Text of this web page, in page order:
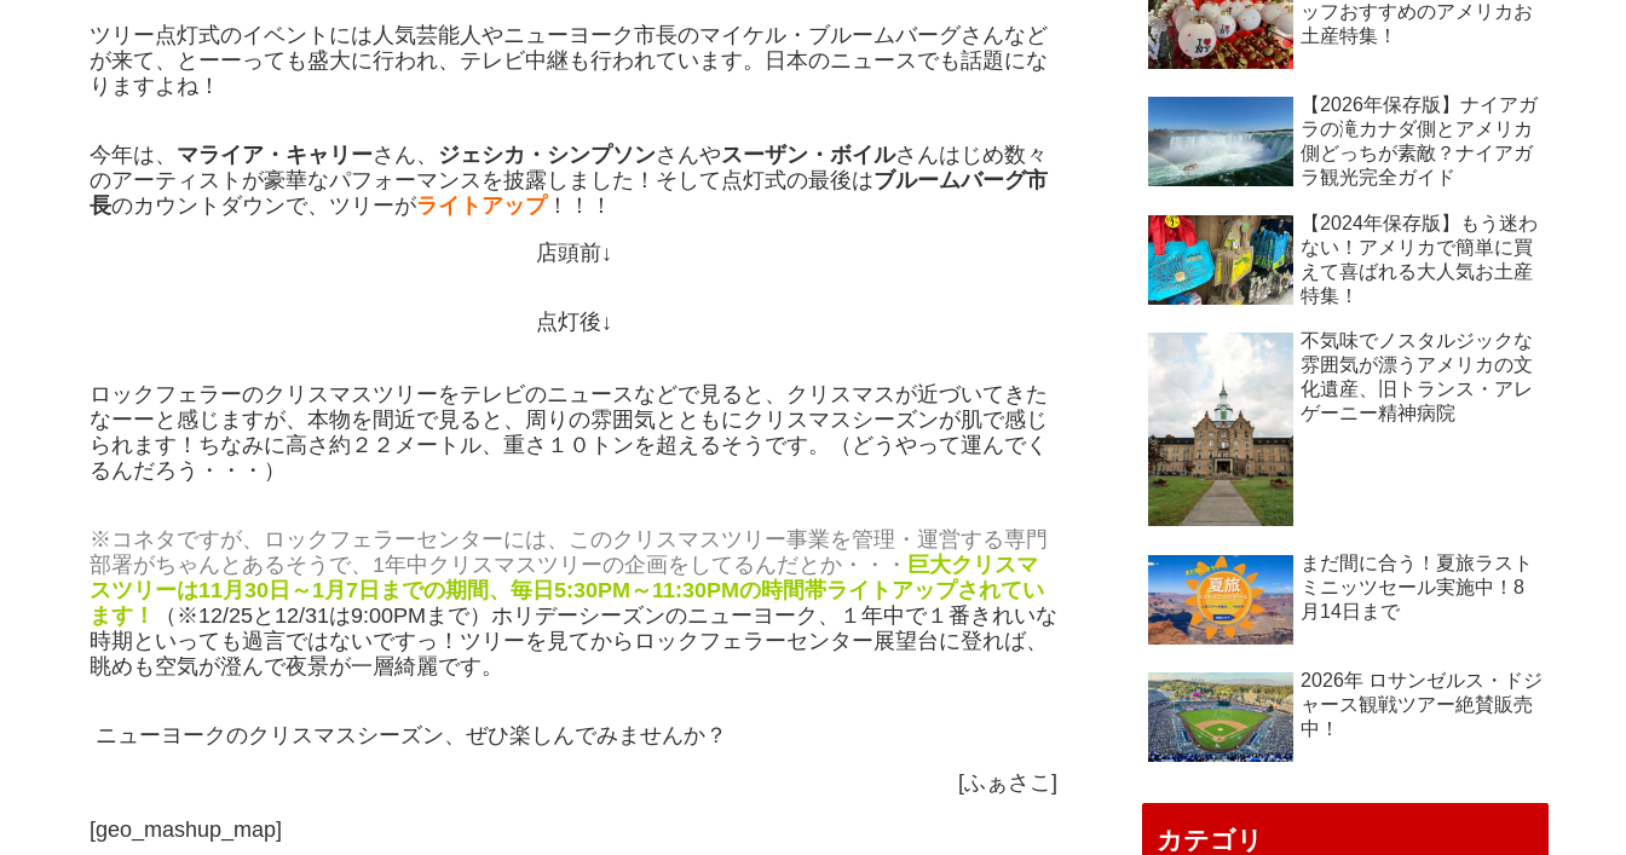
ツリー点灯式のイベントには人気芸能人やニューヨーク市長のマイケル・ブルームバーグさんなど
が来て、とーーっても盛大に行われ、テレビ中継も行われています。日本のニュースでも話題にな
りますよね！
今年は、 マライア・キャリーさん、 ジェシカ・シンプソンさんやスーザン・ボイルさんはじめ数々
のアーティストが豪華なパフォーマンスを披露しました！そして点灯式の最後はブルームバーグ市
長のカウントダウンで、ツリーがライトアップ！！！
店頭前↓
点灯後↓
ロックフェラーのクリスマスツリーをテレビのニュースなどで見ると、クリスマスが近づいてきた
なーーと感じますが、本物を間近で見ると、周りの雰囲気とともにクリスマスシーズンが肌で感じ
られます！ちなみに高さ約２２メートル、重さ１０トンを超えるそうです。（どうやって運んでく
るんだろう・・・）
※コネタですが、ロックフェラーセンターには、このクリスマスツリー事業を管理・運営する専門
部署がちゃんとあるそうで、1年中クリスマスツリーの企画をしてるんだとか・・・ 巨大クリスマ
スツリーは11月 30 日～ 1月 7 日までの期間、毎日 5:30PM ～ 11:30PMの時間帯ライトアップされてい
ます！
（※12/25と12/31は9:00PMまで）ホリデーシーズンのニューヨーク、１年中で１番きれいな
時期といっても過言ではないですっ！ツリーを見てからロックフェラーセンター展望台に登れば、
眺めも空気が澄んで夜景が一層綺麗です。
ニューヨークのクリスマスシーズン、ぜひ楽しんでみませんか？
[ふぁさこ]
[geo_mashup_map]
ッフおすすめのアメリカお
土産特集！
【2026年保存版】ナイアガ
ラの滝カナダ側とアメリカ
側どっちが素敵？ナイアガ
ラ観光完全ガイド
【2024年保存版】もう迷わ
ない！アメリカで簡単に買
えて喜ばれる大人気お土産
特集！
不気味でノスタルジックな
雰囲気が漂うアメリカの文
化遺産、旧トランス・アレ
ゲーニー精神病院
まだ間に合う！夏旅ラスト
ミニッツセール実施中！8
月14日まで
2026年 ロサンゼルス・ドジ
ャース観戦ツアー絶賛販売
中！
カテゴリ